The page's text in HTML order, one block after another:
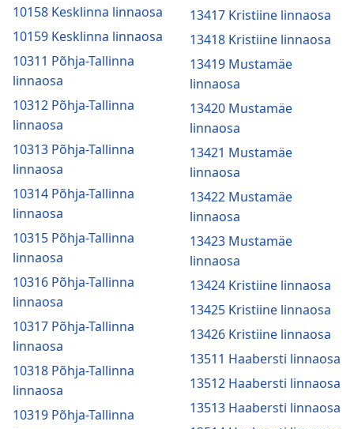
10158 Kesklinna linnaosa
10159 Kesklinna linnaosa
10311 Põhja-Tallinna
linnaosa
10312 Põhja-Tallinna
linnaosa
10313 Põhja-Tallinna
linnaosa
10314 Põhja-Tallinna
linnaosa
10315 Põhja-Tallinna
linnaosa
10316 Põhja-Tallinna
linnaosa
10317 Põhja-Tallinna
linnaosa
10318 Põhja-Tallinna
linnaosa
10319 Põhja-Tallinna
13417 Kristiine linnaosa
13418 Kristiine linnaosa
13419 Mustamäe
linnaosa
13420 Mustamäe
linnaosa
13421 Mustamäe
linnaosa
13422 Mustamäe
linnaosa
13423 Mustamäe
linnaosa
13424 Kristiine linnaosa
13425 Kristiine linnaosa
13426 Kristiine linnaosa
13511 Haabersti linnaosa
13512 Haabersti linnaosa
13513 Haabersti linnaosa